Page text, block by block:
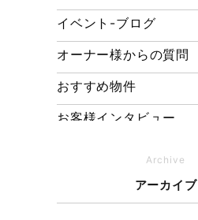
イベント-ブログ
オーナー様からの質問
おすすめ物件
お客様インタビュー
キャンペーン
Archive
アーカイブ